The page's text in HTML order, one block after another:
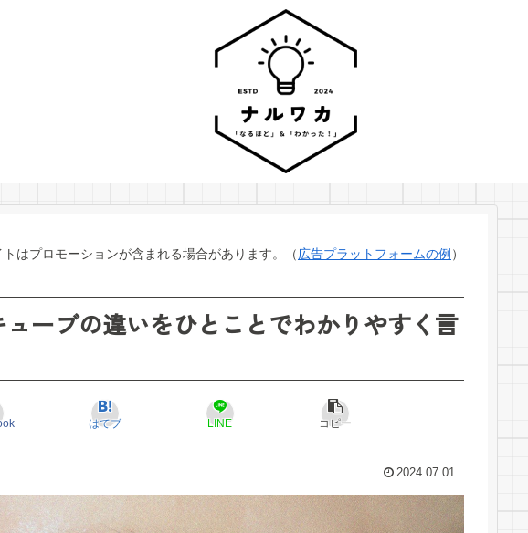
トはプロモーションが含まれる場合があります。（広告プラットフォームの例 ）
ーブの違いをひとことでわかりやすく言
はてブ LINE コピー
2024.07.01